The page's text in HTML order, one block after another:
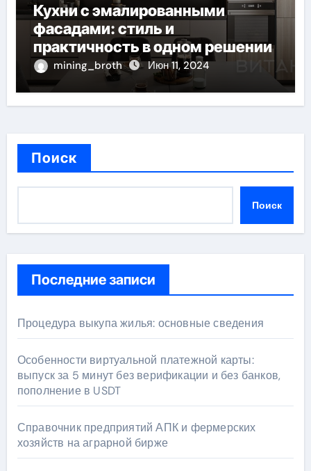
Кухни с эмалированными
фасадами: стиль и
практичность в одном решении
mining_broth Июн 11, 2024
Поиск
Поиск
Последние записи
Процедура выкупа жилья: основные сведения
Особенности виртуальной платежной карты:
выпуск за 5 минут без верификации и без банков,
пополнение в USDT
Справочник предприятий АПК и фермерских
хозяйств на аграрной бирже